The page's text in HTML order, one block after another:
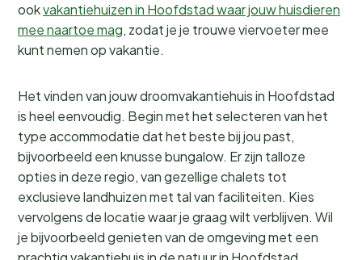
ookvakantiehuizen in Hoofdstad waar jouw huisdieren
mee naartoe mag, zodat je je trouwe viervoeter mee
kunt nemen op vakantie.
Het vinden van jouw droomvakantiehuis in Hoofdstad
is heel eenvoudig. Begin met het selecteren van het
type accommodatie dat het beste bij jou past,
bijvoorbeeld een knusse bungalow. Er zijn talloze
opties in deze regio, van gezellige chalets tot
exclusieve landhuizen met tal van faciliteiten. Kies
vervolgens de locatie waar je graag wilt verblijven. Wil
je bijvoorbeeld genieten van de omgeving met een